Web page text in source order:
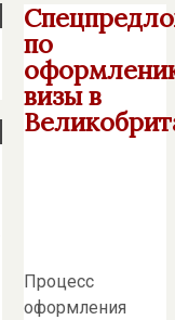
по
визы в
Процесс
оформления